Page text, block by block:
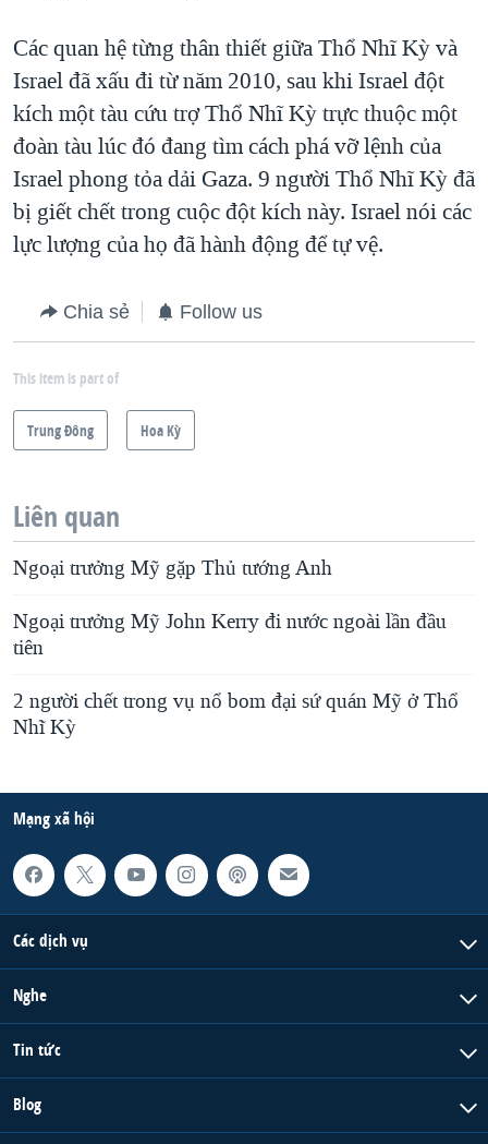
Các quan hệ từng thân thiết giữa Thổ Nhĩ Kỳ và
Israel đã xấu đi từ năm 2010, sau khi Israel đột
kích một tàu cứu trợ Thổ Nhĩ Kỳ trực thuộc một
đoàn tàu lúc đó đang tìm cách phá vỡ lệnh của
Israel phong tỏa dải Gaza. 9 người Thổ Nhĩ Kỳ đã
bị giết chết trong cuộc đột kích này. Israel nói các
lực lượng của họ đã hành động để tự vệ.
Chia sẻ Follow us
This item is part of
Trung Ðông Hoa Kỳ
Liên quan
Ngoại trưởng Mỹ gặp Thủ tướng Anh
Ngoại trưởng Mỹ John Kerry đi nước ngoài lần đầu
tiên
2 người chết trong vụ nổ bom đại sứ quán Mỹ ở Thổ
Nhĩ Kỳ
Mạng xã hội
Các dịch vụ
Nghe
Tin tức
Blog